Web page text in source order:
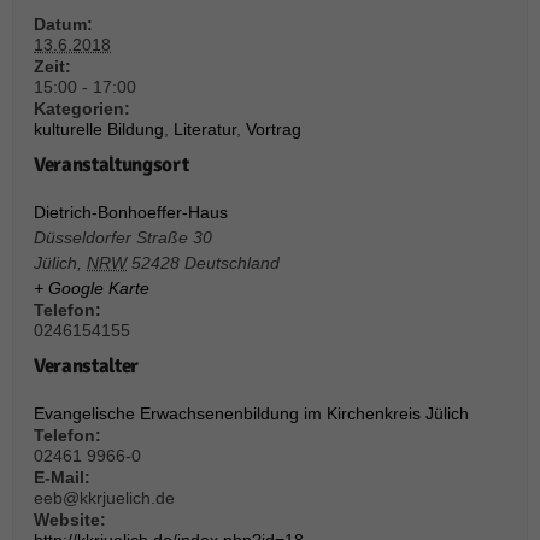
Datum:
13.6.2018
Zeit:
15:00 - 17:00
Kategorien:
kulturelle Bildung, Literatur,Vortrag
Veranstaltungsort
Dietrich-Bonhoeffer-Haus
Düsseldorfer Straße 30
Jülich, NRW 52428 Deutschland
+ Google Karte
Telefon:
0246154155
Veranstalter
Evangelische Erwachsenenbildung im Kirchenkreis Jülich
Telefon:
02461 9966-0
E-Mail:
eeb@kkrjuelich.de
Website:
auswählen.
Zurück
Datenschutzeinstellungen
Essenziell (1)
Essenzielle Cookies ermöglichen grundlegende Funktionen und sind für die
einwandfreie Funktion der Website erforderlich.
Cookie-Informationen anzeigen
Statistiken (1)
Statistik Cookies erfassen Informationen anonym. Diese Informationen helfen
uns zu verstehen, wie unsere Besucher unsere Website nutzen.
Cookie-Informationen anzeigen
Marketing (1)
Marketing-Cookies werden von Drittanbietern oder Publishern verwendet,
um personalisierte Werbung anzuzeigen. Sie tun dies, indem sie Besucher